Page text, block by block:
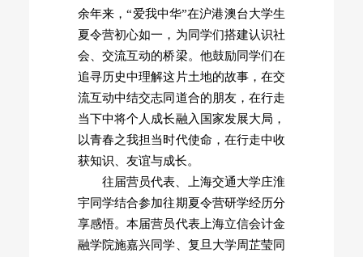
余年来，“爱我中华”在沪港澳台大学生
夏令营初心如一，为同学们搭建认识社
会、交流互动的桥梁。他鼓励同学们在
追寻历史中理解这片土地的故事，在交
流互动中结交志同道合的朋友，在行走
当下中将个人成长融入国家发展大局，
以青春之我担当时代使命，在行走中收
获知识、友谊与成长。
往届营员代表、上海交通大学庄淮
宇同学结合参加往期夏令营研学经历分
享感悟。本届营员代表上海立信会计金
融学院施嘉兴同学、复旦大学周芷莹同